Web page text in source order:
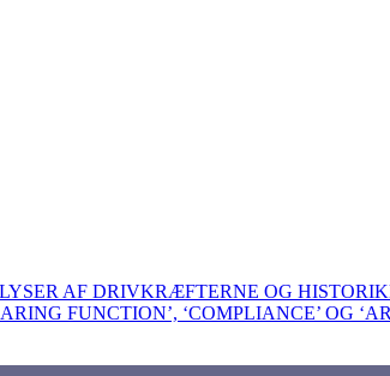
AF DRIVKRÆFTERNE OG
FUNCTION’, ‘COMPLIANCE’ OG